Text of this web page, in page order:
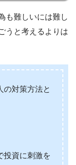
も難しいには難し
うと考えるよりは
の対策方法と
投資に刺激を